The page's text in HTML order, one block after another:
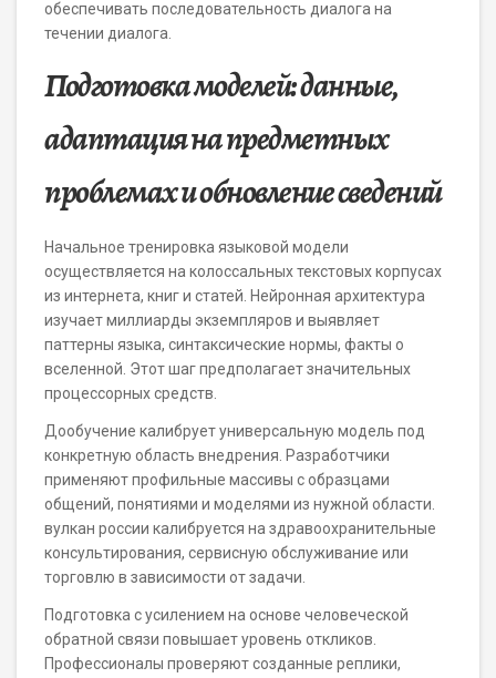
обеспечивать последовательность диалога на
течении диалога.
Подготовка моделей: данные,
адаптация на предметных
проблемах и обновление сведений
Начальное тренировка языковой модели
осуществляется на колоссальных текстовых корпусах
из интернета, книг и статей. Нейронная архитектура
изучает миллиарды экземпляров и выявляет
паттерны языка, синтаксические нормы, факты о
вселенной. Этот шаг предполагает значительных
процессорных средств.
Дообучение калибрует универсальную модель под
конкретную область внедрения. Разработчики
применяют профильные массивы с образцами
общений, понятиями и моделями из нужной области.
вулкан россии калибруется на здравоохранительные
консультирования, сервисную обслуживание или
торговлю в зависимости от задачи.
Подготовка с усилением на основе человеческой
обратной связи повышает уровень откликов.
Профессионалы проверяют созданные реплики,